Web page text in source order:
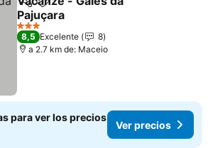
CompartirAñadir a favoritos
Pajuçara
3 Estrellas
8,5 Excelente
8
a 2.7 km de: Maceio
para ver los precios
Ver precios